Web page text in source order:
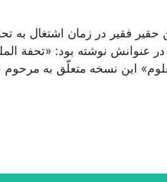
فقیر در زمان اشتغال به
عنوانش نوشته بود: «تحفة
این نسخه متعلّق به